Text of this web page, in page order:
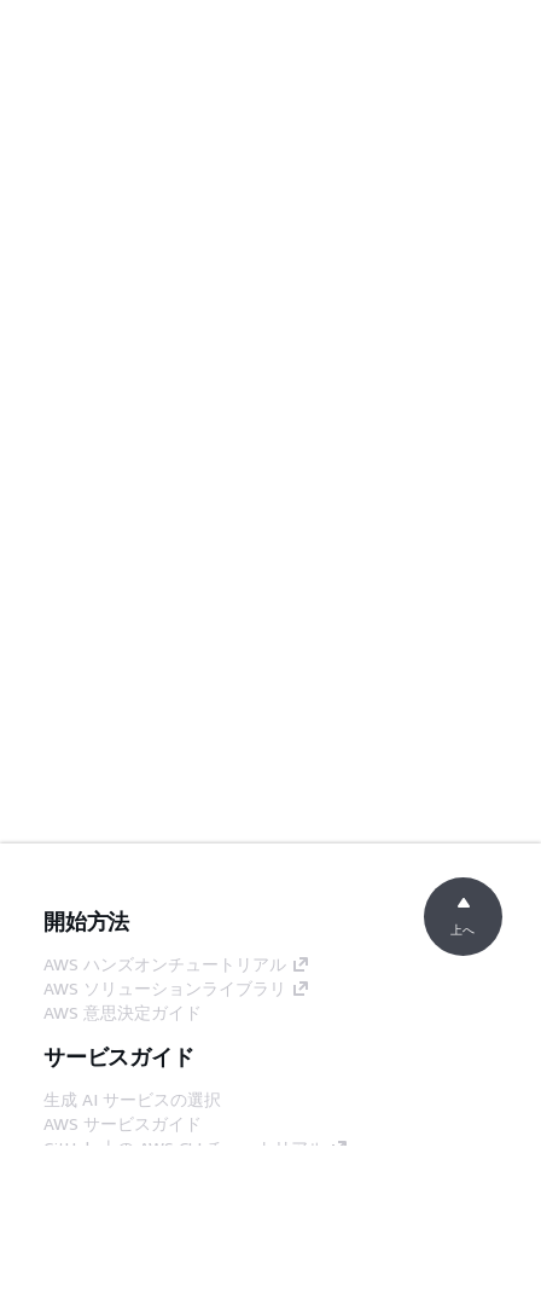
開始方法
AWS ハンズオンチュートリアル
AWS ソリューションライブラリ
AWS 意思決定ガイド
サービスガイド
生成 AI サービスの選択
AWS サービスガイド
GitHub 上の AWS CLI チュートリアル
上へ